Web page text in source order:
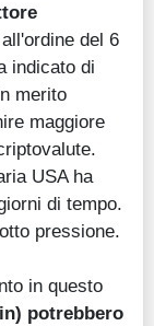
del 6
indicato di
merito
maggiore
USA ha
di tempo.
pressione.
in questo
potrebbero